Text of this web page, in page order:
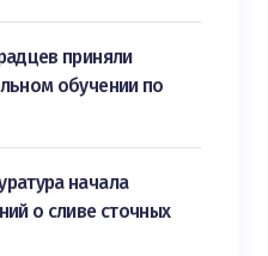
приняли
обучении по
начала
о сливе сточных